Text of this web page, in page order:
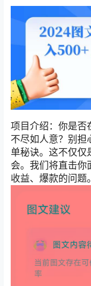
项目介绍：你是否
不尽如人意？别担
单秘诀。这不仅仅
会。我们将直击你
收益、爆款的问题